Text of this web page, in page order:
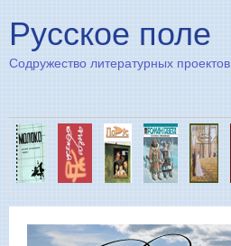
Русское поле
Содружество литературных проектов